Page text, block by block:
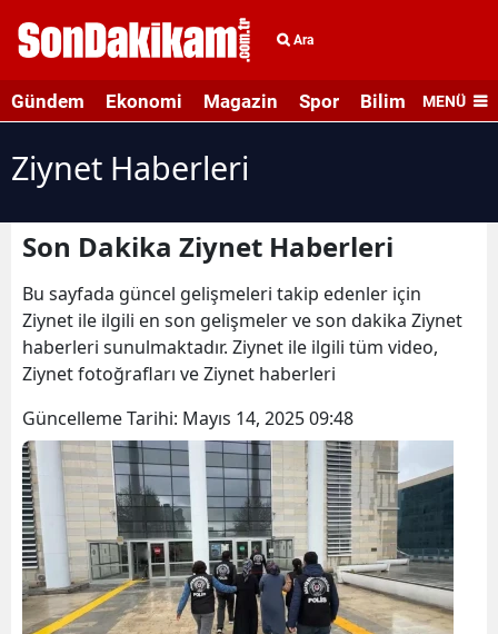
Ara
Gündem Ekonomi Magazin Spor Bilim veMENÜ
Ziynet Haberleri
Son Dakika Ziynet Haberleri
Bu sayfada güncel gelişmeleri takip edenler için
Ziynet ile ilgili en son gelişmeler ve son dakika Ziynet
haberleri sunulmaktadır. Ziynet ile ilgili tüm video,
Ziynet fotoğrafları ve Ziynet haberleri
Güncelleme Tarihi: Mayıs 14, 2025 09:48